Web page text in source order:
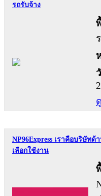
รถรับจ้าง
NP96Express เราคือบริษัท
เลือกใช้งาน